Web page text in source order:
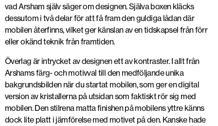
vad Arsham själv säger om designen. Själva boxen kläcks
dessutom i två delar för att få fram den guldiga lådan där
mobilen återfinns, vilket ger känslan av en tidskapsel från förr
eller okänd teknik från framtiden.
Överlag är intrycket av designen ett av kontraster. I allt från
Arshams färg- och motivval till den medföljande unika
bakgrundsbilden när du startat mobilen, som ger en digital
version av kristallerna på utsidan som faktiskt rör sig med
mobilen. Den stilrena matta finishen på mobilens yttre känns
dock lite platt i jämförelse med motivet på den. Kanske hade